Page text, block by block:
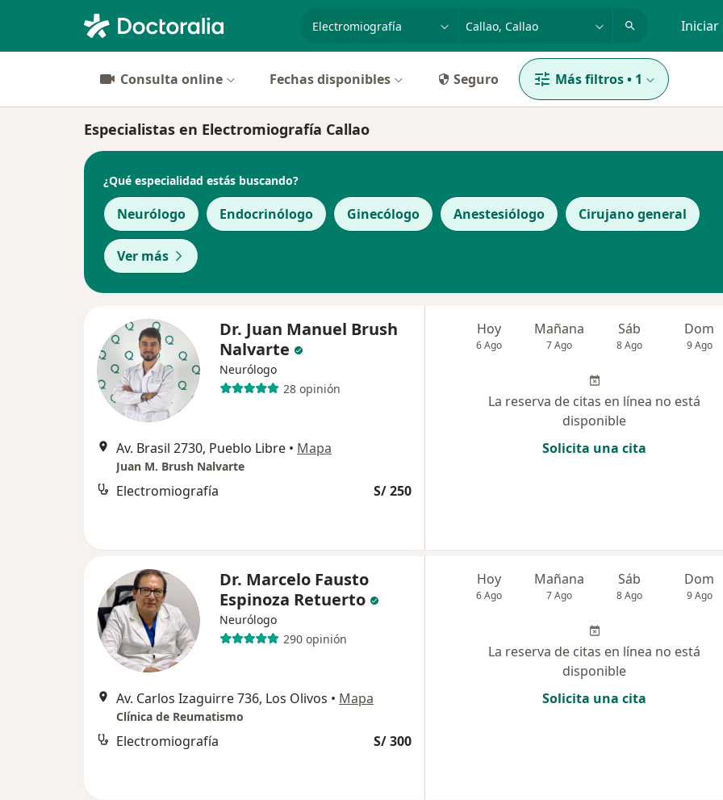
especialidad, enfermedad o nombre Iniciar
Consulta online Fechas disponibles Seguro Más filtros• 1
Especialistas en Electromiografía Callao
¿Qué especialidad estás buscando?
Neurólogo Endocrinólogo Ginecólogo Anestesiólogo Cirujano general
Ver más
Dr. Juan Manuel Brush
Nalvarte
Neurólogo
28 opinión
Av. Brasil 2730, Pueblo Libre • Mapa
Juan M. Brush Nalvarte
Electromiografía S/ 250
Hoy
6 Ago
Mañana
7 Ago
Sáb
8 Ago
Dom
9 Ago
La reserva de citas en línea no está
disponible
Solicita una cita
Dr. Marcelo Fausto
Espinoza Retuerto
Neurólogo
290 opinión
Av. Carlos Izaguirre 736, Los Olivos • Mapa
Clínica de Reumatismo
Electromiografía S/ 300
Hoy
6 Ago
Mañana
7 Ago
Sáb
8 Ago
Dom
9 Ago
La reserva de citas en línea no está
disponible
Solicita una cita